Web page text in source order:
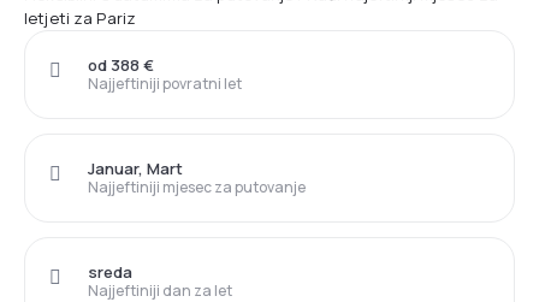
letjeti za Pariz
Najjeftiniji povratni let
od 388 €
Najjeftiniji mjesec za putovanje
Januar, Mart
Najjeftiniji dan za let
sreda